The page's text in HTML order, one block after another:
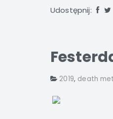
Udostępnij:
2019, death